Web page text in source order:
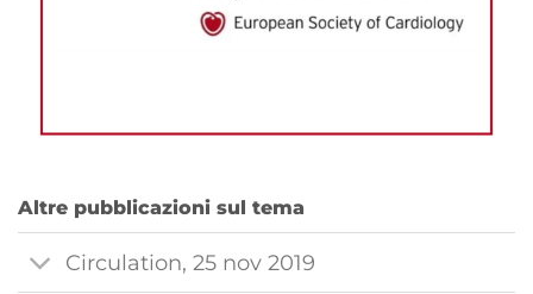
Altre pubblicazioni sul tema
Circulation, 25 nov 2019